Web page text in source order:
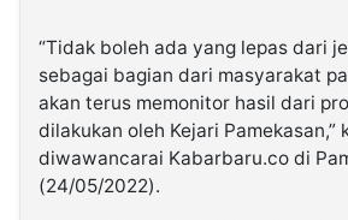
“Tidak boleh ada yang lepas dari
sebagai bagian dari masyarakat
akan terus memonitor hasil dari
dilakukan oleh Kejari Pamekasan,”
diwawancarai Kabarbaru.co di
(24/05/2022).